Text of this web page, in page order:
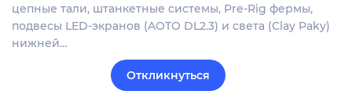
цепные тали, штанкетные системы, Pre-Rig фермы,
подвесы LED-экранов (AOTO DL2.3) и света (Clay Paky)
нижней…
Откликнуться